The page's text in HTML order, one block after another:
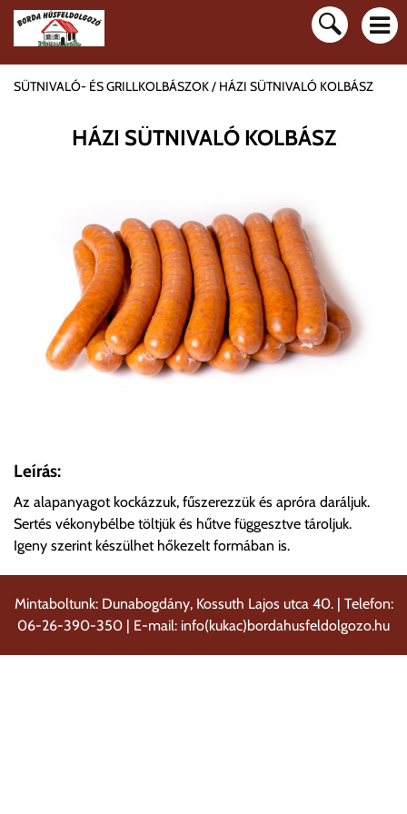
SÜTNIVALÓ- ÉS GRILLKOLBÁSZOK HÁZI SÜTNIVALÓ KOLBÁSZ
HÁZI SÜTNIVALÓ KOLBÁSZ
Leírás:
Az alapanyagot kockázzuk, fűszerezzük és apróra daráljuk.
Sertés vékonybélbe töltjük és hűtve függesztve tároljuk.
Igeny szerint készülhet hőkezelt formában is.
Mintaboltunk: Dunabogdány, Kossuth Lajos utca 40. | Telefon:
06-26-390-350 | E-mail: info(kukac)bordahusfeldolgozo.hu